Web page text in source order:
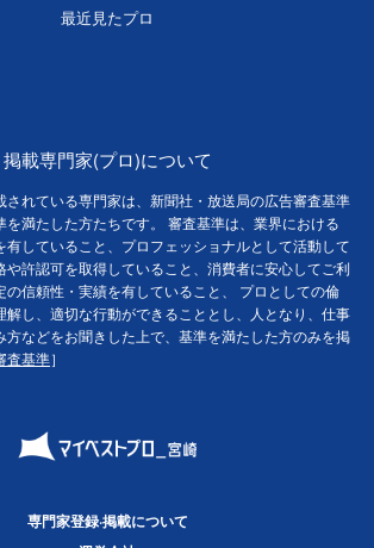
最近見たプロ
掲載専門家(プロ)について
されている専門家は、新聞社・放送局の広告審査基準
を満たした方たちです。 審査基準は、業界における
有していること、プロフェッショナルとして活動して
や許認可を取得していること、消費者に安心してご利
の信頼性・実績を有していること、 プロとしての倫
解し、適切な行動ができることとし、人となり、仕事
方などをお聞きした上で、基準を満たした方のみを掲
査基準］
専門家登録·掲載について